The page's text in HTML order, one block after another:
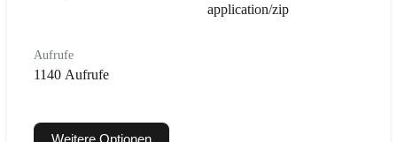
application/zip
Aufrufe
1140 Aufrufe
Weitere Optionen